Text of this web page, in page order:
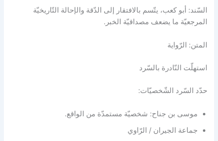
السّند: أبو كعب، يتّسم بالافتقار إلى الدّقة والإحالة التّاريخيّة
المرجعيّة ما يضعف مصداقيّة الخبر.
المتن: الرّواية
استهلّت النّادرة بالسّرد
حدّد السّرد الشّخصيّات:
موسى بن جناح: شخصيّة مستمدّة من الواقع.
جماعة الجيران / الرّاوي